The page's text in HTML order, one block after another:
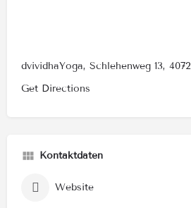
dvividhaYoga, Schlehenweg 13,
Get Directions
Kontaktdaten
Website